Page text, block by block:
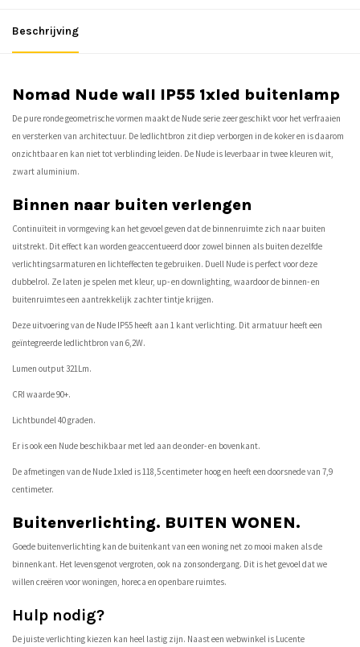
Beschrijving
Nomad Nude wall IP55 1xled buitenlamp
De pure ronde geometrische vormen maakt de Nude serie zeer geschikt voor het verfraaien
en versterken van architectuur. De ledlichtbron zit diep verborgen in de koker en is daarom
onzichtbaar en kan niet tot verblinding leiden. De Nude is leverbaar in twee kleuren wit,
zwart aluminium.
Binnen naar buiten verlengen
Continuïteit in vormgeving kan het gevoel geven dat de binnenruimte zich naar buiten
uitstrekt. Dit effect kan worden geaccentueerd door zowel binnen als buiten dezelfde
verlichtingsarmaturen en lichteffecten te gebruiken. Duell Nude is perfect voor deze
dubbelrol. Ze laten je spelen met kleur, up- en downlighting, waardoor de binnen- en
buitenruimtes een aantrekkelijk zachter tintje krijgen.
Deze uitvoering van de Nude IP55 heeft aan 1 kant verlichting. Dit armatuur heeft een
geïntegreerde ledlichtbron van 6,2W.
Lumen output 321Lm.
CRI waarde 90+.
Lichtbundel 40 graden.
Er is ook een Nude beschikbaar met led aan de onder- en bovenkant.
De afmetingen van de Nude 1xled is 118,5 centimeter hoog en heeft een doorsnede van 7,9
centimeter.
Buitenverlichting. BUITEN WONEN.
Goede buitenverlichting kan de buitenkant van een woning net zo mooi maken als de
binnenkant. Het levensgenot vergroten, ook na zonsondergang. Dit is het gevoel dat we
willen creëren voor woningen, horeca en openbare ruimtes.
Hulp nodig?
De juiste verlichting kiezen kan heel lastig zijn. Naast een webwinkel is Lucente